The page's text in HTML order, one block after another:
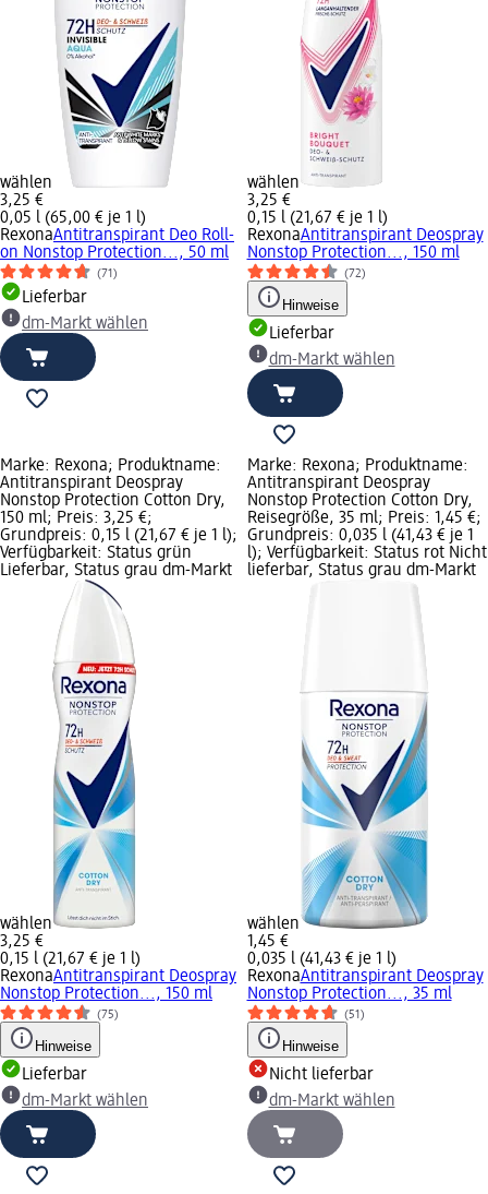
wählen
3,25 €
0,05 l (65,00 € je 1 l)
RexonaAntitranspirant Deo Roll-
on Nonstop Protection..., 50 ml
(71)
Lieferbar
dm-Markt wählen
wählen
3,25 €
0,15 l (21,67 € je 1 l)
RexonaAntitranspirant Deospray
Nonstop Protection..., 150 ml
(72)
Hinweise
Lieferbar
dm-Markt wählen
Marke: Rexona; Produktname:
Antitranspirant Deospray
Nonstop Protection Cotton Dry,
150 ml; Preis: 3,25 €;
Grundpreis: 0,15 l (21,67 € je 1 l);
Verfügbarkeit: Status grün
Lieferbar, Status grau dm-Markt
wählen
3,25 €
0,15 l (21,67 € je 1 l)
RexonaAntitranspirant Deospray
Nonstop Protection..., 150 ml
(75)
Hinweise
Lieferbar
dm-Markt wählen
Marke: Rexona; Produktname:
Antitranspirant Deospray
Nonstop Protection Cotton Dry,
Reisegröße, 35 ml; Preis: 1,45 €;
Grundpreis: 0,035 l (41,43 € je 1
l); Verfügbarkeit: Status rot Nicht
lieferbar, Status grau dm-Markt
wählen
1,45 €
0,035 l (41,43 € je 1 l)
RexonaAntitranspirant Deospray
Nonstop Protection..., 35 ml
(51)
Hinweise
Nicht lieferbar
dm-Markt wählen